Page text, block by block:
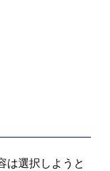
は選択しようと